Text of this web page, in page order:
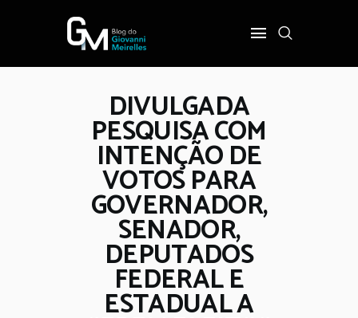
DIVULGADA
PESQUISA COM
INTENÇÃO DE
VOTOS PARA
GOVERNADOR,
SENADOR,
DEPUTADOS
FEDERAL E
ESTADUAL A
INÍCIO
POLÍTICA
COTIDIANO
OPINIÃO
PODER